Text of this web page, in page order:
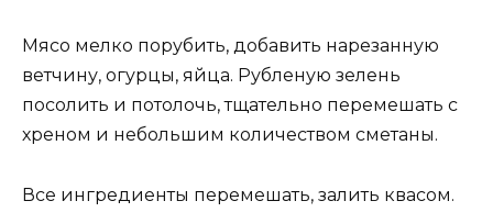
Мясо мелко порубить, добавить нарезанную
ветчину, огурцы, яйца. Рубленую зелень
посолить и потолочь, тщательно перемешать с
хреном и небольшим количеством сметаны.
Все ингредиенты перемешать, залить квасом.